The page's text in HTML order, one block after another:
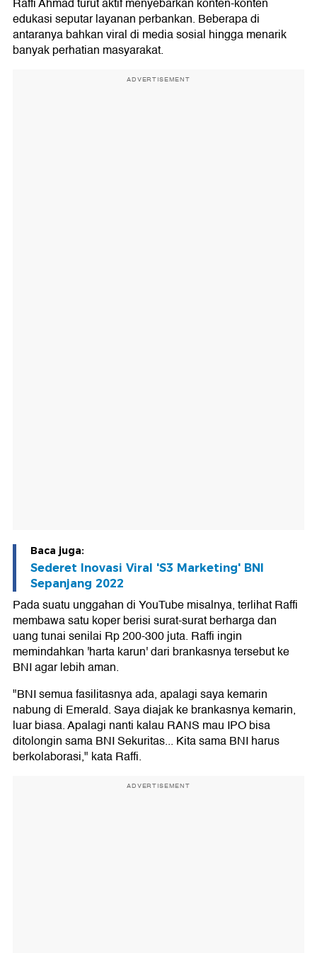
Raffi Ahmad turut aktif menyebarkan konten-konten
edukasi seputar layanan perbankan. Beberapa di
antaranya bahkan viral di media sosial hingga menarik
banyak perhatian masyarakat.
ADVERTISEMENT
Baca juga:
Sederet Inovasi Viral 'S3 Marketing' BNI
Sepanjang 2022
Pada suatu unggahan di YouTube misalnya, terlihat Raffi
membawa satu koper berisi surat-surat berharga dan
uang tunai senilai Rp 200-300 juta. Raffi ingin
memindahkan 'harta karun' dari brankasnya tersebut ke
BNI agar lebih aman.
"BNI semua fasilitasnya ada, apalagi saya kemarin
nabung di Emerald. Saya diajak ke brankasnya kemarin,
luar biasa. Apalagi nanti kalau RANS mau IPO bisa
ditolongin sama BNI Sekuritas... Kita sama BNI harus
berkolaborasi," kata Raffi.
ADVERTISEMENT